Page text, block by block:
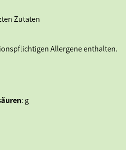
Zutaten
Allergene enthalten.
: g